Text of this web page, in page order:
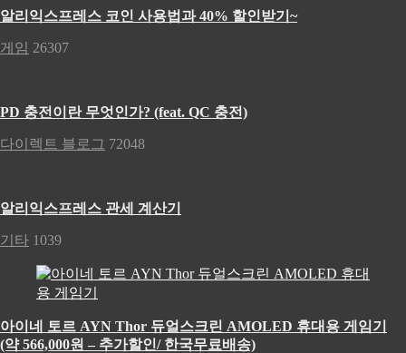
알리익스프레스 코인 사용법과 40% 할인받기~
게임 26307
PD 충전이란 무엇인가? (feat. QC 충전)
다이렉트 블로그 72048
알리익스프레스 관세 계산기
기타 1039
아이네 토르 AYN Thor 듀얼스크린 AMOLED 휴대용 게임기
(약 566,000원 – 추가할인/ 한국무료배송)